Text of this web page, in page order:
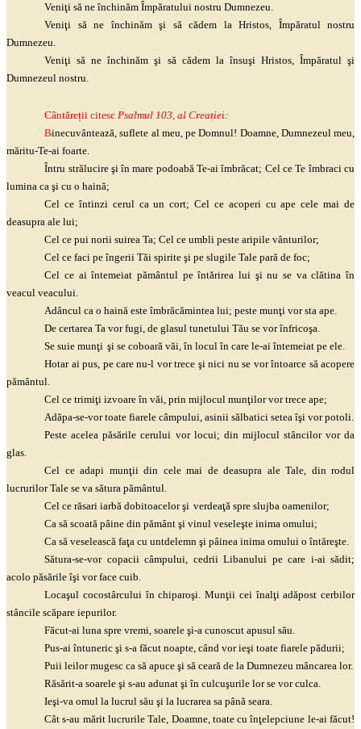
Veniţi să ne închinăm Împăratului nostru Dumnezeu.
Veniţi să ne închinămşi să cădem la Hristos, Împăratul nostru
Dumnezeu.
Veniţi să ne închinămşi să cădem laînsuşiHristos, Împăratulşi
Dumnezeul nostru.
Cântăreții citesc Psalmul 103 ,al Creației:
Binecuvântează, suflete al meu, pe Domnul! Doamne, Dumnezeul meu,
măritu-Te-ai foarte.
Întru strălucire şi în mare podoabă Te-ai îmbrăcat; Cel ce Te îmbraci cu
lumina ca şi cu o haină;
Cel ce întinzi cerul ca un cort; Cel ce acoperi cu ape cele mai de
deasupra ale lui;
Cel ce pui norii suirea Ta; Cel ce umbli peste aripile vânturilor;
Cel ce faci pe îngerii Tăi spiriteşi pe slugile Tale pară de foc;
Cel ce ai întemeiat pământul pe întărirea lui şi nu se va clătina în
veacul veacului.
Adâncul ca o haină este îmbrăcămintea lui; pestemunţi vor sta ape.
De certarea Ta vor fugi, de glasul tunetului Tău se vorînfricoşa
Se suiemunţi şi se coboară văi, în locul în care le-ai întemeiat pe ele.
Hotar ai pus, pe care nu-l vor trece şi nici nu se vor întoarce să acopere
pământul.
Cel cetrimiţi izvoare în văi, prin mijloculmunţilorvor trece ape;
Adăpa-se-vor toate fiarele câmpului, asinii sălbatici seteaîşi vor potoli.
Peste acelea păsările cerului vor locui; din mijlocul stâncilor vor da
glas.
Cel ce adapi munţii din cele mai de deasupra ale Tale, din rodul
lucrurilor Tale se va sătura pământul.
Cel ce răsari iarbă dobitoacelorşi verdeaţă spre slujba oamenilor;
Ca să scoată pâine din pământşi vinulveseleşte inima omului;
Ca să veseleascăfaţa cu untdelemnşi pâinea inima omului oîntăreşte
Sătura-se-vor copacii câmpului, cedrii Libanului pe care i-ai sădit;
acolo păsărileîşi vor face cuib.
Locaşul cocostârcului închiparoşi .Munţii ceiînalţi adăpost cerbilor
stâncile scăpare iepurilor.
Făcut-ai luna spre vremi, soareleşi-a cunoscut apusul său.
Pus-ai întunericşi s-a făcut noapte, când vorieşi toate fiarele pădurii;
Puii leilor mugesc ca să apuceşi să ceară de la Dumnezeu mâncarea lor.
Răsărit-a soareleşi s-au adunatşi înculcuşurile lor se vor culca.
Ieşi-va omul la lucrul săuşi la lucrarea sa până seara.
Cât s-au mărit lucrurile Tale, Doamne, toate cuînţelepciune le-ai făcut!